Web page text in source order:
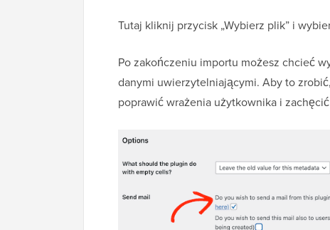
Tutaj kliknij przycisk „Wybierz plik” i
Po zakończeniu importu możesz chcieć
danymi uwierzytelniającymi. Aby to
poprawić wrażenia użytkownika i